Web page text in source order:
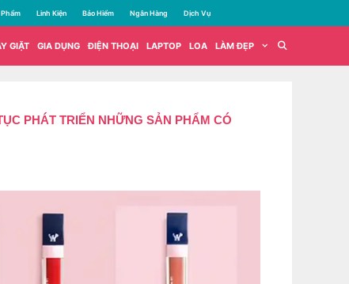
Linh Kiện Bảo Hiểm Ngân Hàng Dịch Vụ
GIẶT GIA DỤNG ĐIỆN THOẠI LAPTOP LOA LÀM ĐẸP
PHÁT TRIỂN NHỮNG SẢN PHẨM CÓ